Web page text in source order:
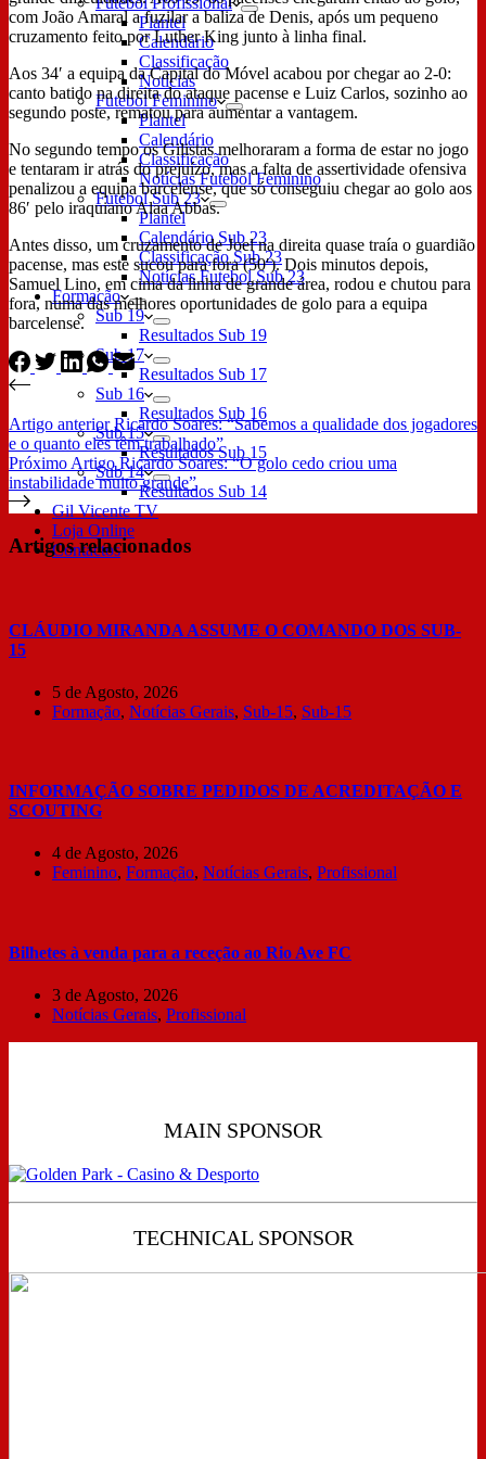
Plantel
Calendário
Classificação
Notícias
Futebol Feminino
Plantel
Calendário
Classificação
Notícias Futebol Feminino
Futebol Sub 23
Plantel
Calendário Sub 23
Classificação Sub 23
Notícias Futebol Sub 23
Formação
Sub 19
Resultados Sub 19
Sub 17
Resultados Sub 17
Sub 16
Resultados Sub 16
Sub 15
Resultados Sub 15
Sub 14
Resultados Sub 14
Gil Vicente TV
Loja Online
Contactos
com João Amaral a fuzilar a baliza de Denis, após um pequeno
cruzamento feito por Luther King junto à linha final.
Aos 34′ a equipa da Capital do Móvel acabou por chegar ao 2-0:
canto batido na direita do ataque pacense e Luiz Carlos, sozinho ao
segundo poste, rematou para aumentar a vantagem.
No segundo tempo os Gilistas melhoraram a forma de estar no jogo
e tentaram ir atrás do prejuízo, mas a falta de assertividade ofensiva
penalizou a equipa barcelense, que só conseguiu chegar ao golo aos
86′ pelo iraquiano Alaa Abbas.
Antes disso, um cruzamento de Joel na direita quase traía o guardião
pacense, mas este sucou para fora (50′). Dois minutos depois,
Samuel Lino, em cima da linha de grande área, rodou e chutou para
fora, numa das melhores oportunidades de golo para a equipa
barcelense.
Artigo anteriorRicardo Soares: “Sabemos a qualidade dos jogadores
e o quanto eles têm trabalhado”
Próximo Artigo Ricardo Soares: “O golo cedo criou uma
instabilidade muito grande”
Artigos relacionados
CLÁUDIO MIRANDA ASSUME O COMANDO DOS SUB-
15
5 de Agosto, 2026
Formação, Notícias Gerais, Sub-15, Sub-15
INFORMAÇÃO SOBRE PEDIDOS DE ACREDITAÇÃO E
SCOUTING
4 de Agosto, 2026
Feminino, Formação, Notícias Gerais, Profissional
Bilhetes à venda para a receção ao Rio Ave FC
3 de Agosto, 2026
Notícias Gerais, Profissional
MAIN SPONSOR
TECHNICAL SPONSOR